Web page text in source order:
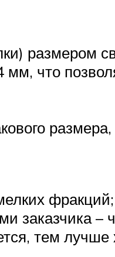
размером
что
фракций;
заказчика –
тем